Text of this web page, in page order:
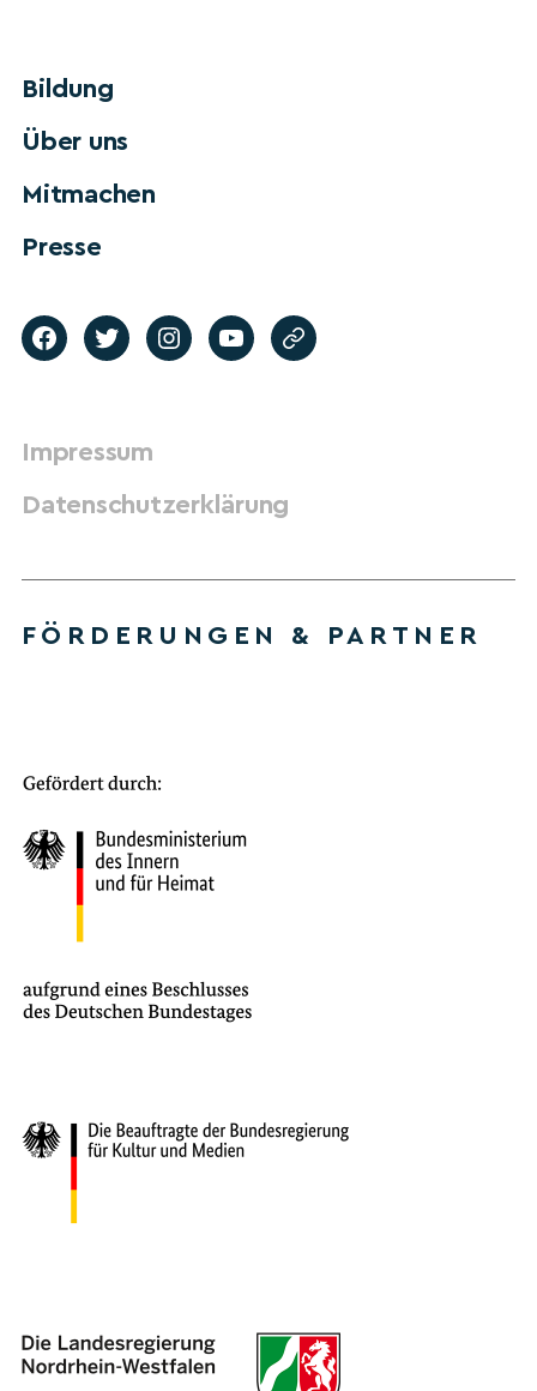
Bildung
Über uns
Mitmachen
Presse
Impressum
Datenschutzerklärung
FÖRDERUNGEN & PARTNER